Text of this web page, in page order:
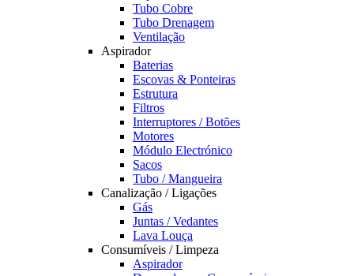
Tubo Cobre
Tubo Drenagem
Ventilação
Aspirador
Baterias
Escovas & Ponteiras
Estrutura
Filtros
Interruptores / Botões
Motores
Módulo Electrónico
Sacos
Tubo / Mangueira
Canalização / Ligações
Gás
Juntas / Vedantes
Lava Louça
Consumíveis / Limpeza
Aspirador